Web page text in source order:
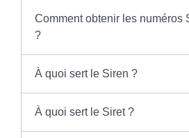
Comment obtenir les numéros
?
À quoi sert le Siren ?
À quoi sert le Siret ?